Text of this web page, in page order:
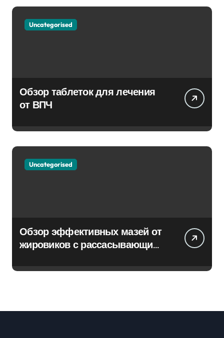
Uncategorised
Обзор таблеток для лечения
от ВПЧ
Uncategorised
Обзор эффективных мазей от
жировиков с рассасывающим